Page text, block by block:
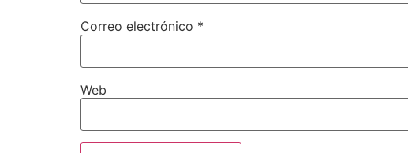
Correo electrónico *
Web